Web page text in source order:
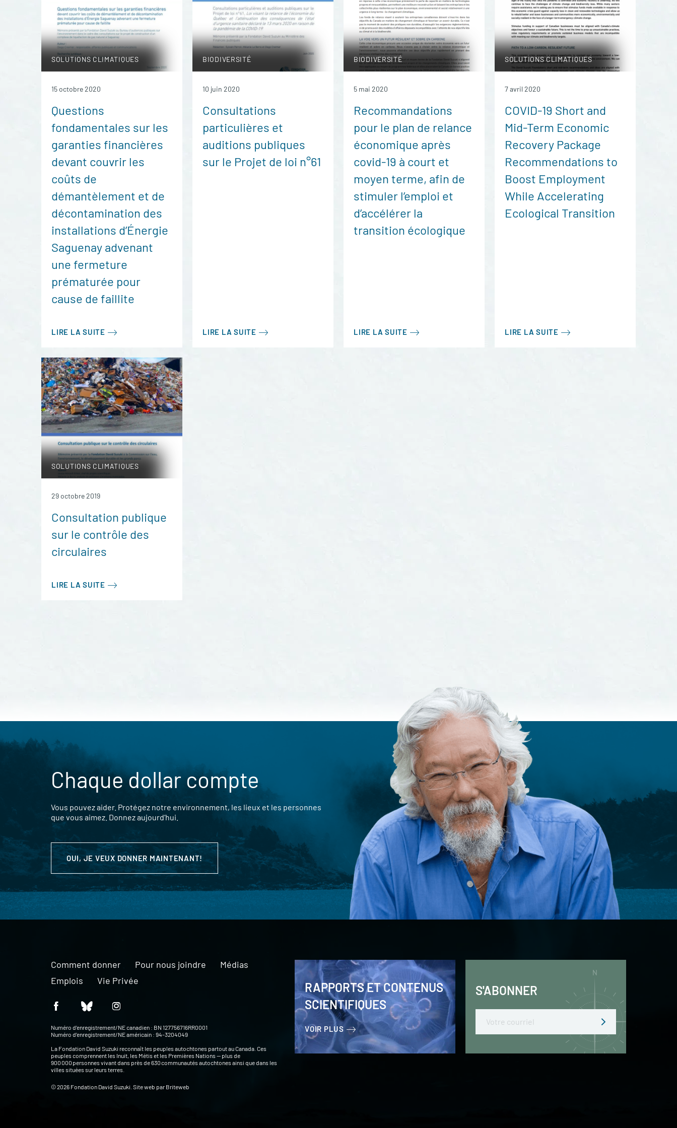
SOLUTIONS CLIMATIQUES
15 octobre 2020
Questions
fondamentales sur les
garanties financières
devant couvrir les
coûts de
démantèlement et de
décontamination des
installations d’Énergie
Saguenay advenant
une fermeture
prématurée pour
cause de faillite
LIRE LA SUITE
BIODIVERSITÉ
10 juin 2020
Consultations
particulières et
auditions publiques
sur le Projet de loi n°61
LIRE LA SUITE
BIODIVERSITÉ
5 mai 2020
Recommandations
pour le plan de relance
économique après
covid-19 à court et
moyen terme, afin de
stimuler l’emploi et
d’accélérer la
transition écologique
LIRE LA SUITE
SOLUTIONS CLIMATIQUES
7 avril 2020
COVID-19 Short and
Mid-Term Economic
Recovery Package
Recommendations to
Boost Employment
While Accelerating
Ecological Transition
LIRE LA SUITE
SOLUTIONS CLIMATIQUES
29 octobre 2019
Consultation publique
sur le contrôle des
circulaires
LIRE LA SUITE
Chaque dollar compte
Vous pouvez aider. Protégez notre environnement, les lieux et les personnes
que vous aimez. Donnez aujourd’hui.
OUI, JE VEUX DONNER MAINTENANT!
RAPPORTS ET CONTENUS
SCIENTIFIQUES
VOIR PLUS
S'ABONNER
Email
Comment donner Pour nous joindre
Médias
Emplois
Vie Privée
Numéro d’enregistrement/NE canadien : BN 127756716RR0001
Numéro d’enregistrement/NE américain : 94-3204049
La Fondation David Suzuki reconnaît les peuples autochtones partout au Canada. Ces
peuples comprennent les Inuit, les Métis et les Premières Nations — plus de
900 000 personnes vivant dans près de 630 communautés autochtones ainsi que dans les
villes situées sur leurs terres.
© 2026 Fondation David Suzuki. Site web par Briteweb